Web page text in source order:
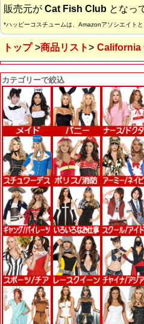
販売元が Cat Fish Club となっ
*ハッピーコスチュームは、Amazonアソシエイト
トップ 商品リスト California
カテゴリーで絞込